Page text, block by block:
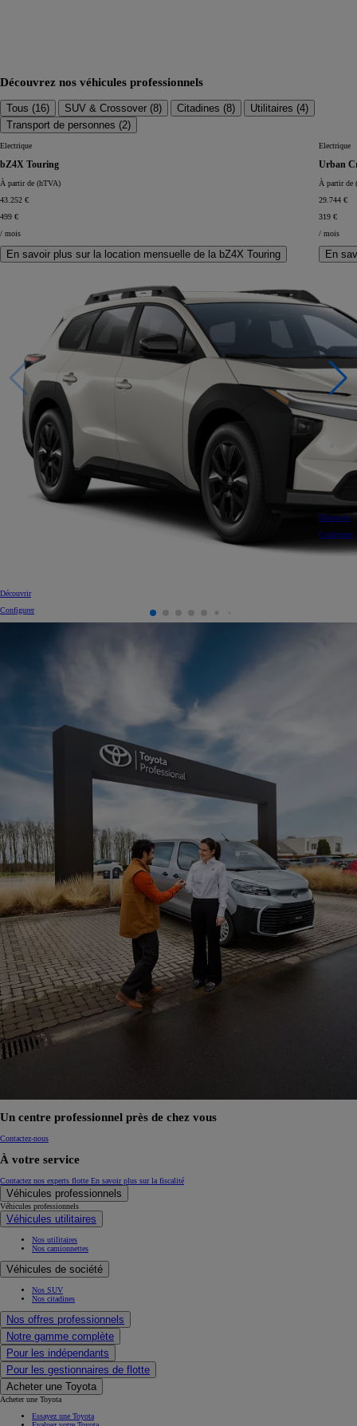
Découvrez nos véhicules professionnels
Tous (16) SUV & Crossover (8) Citadines (8) Utilitaires (4)
Transport de personnes (2)
Electrique
bZ4X Touring
À partir de (hTVA)
43.252 €
499 €
/ mois
En savoir plus sur la location mensuelle de la bZ4X Touring
Découvrir
Configurer
Electrique
Urban
À partir de
29.744 €
319 €
/ mois
En
Découvrir
Configurer
Un centre professionnel près de chez vous
Contactez-nous
À votre service
Contactez nos experts flotte En savoir plus sur la fiscalité
Véhicules professionnels
Véhicules professionnels
Véhicules utilitaires
Nos utilitaires
Nos camionnettes
Véhicules de société
Nos SUV
Nos citadines
Nos offres professionnels
Notre gamme complète
Pour les indépendants
Pour les gestionnaires de flotte
Acheter une Toyota
Acheter une Toyota
Essayez une Toyota